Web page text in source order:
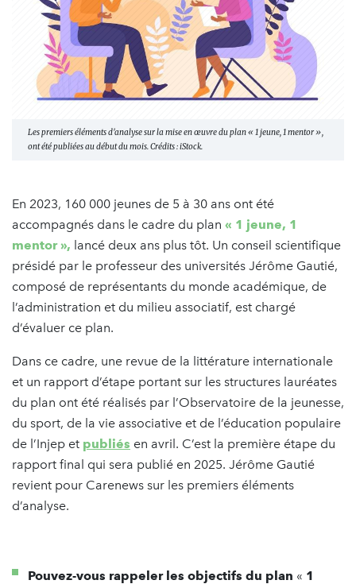
Les premiers éléments d'analyse sur la mise en œuvre du plan « 1 jeune, 1 mentor »,
ont été publiées au début du mois. Crédits : iStock.
En 2023, 160 000 jeunes de 5 à 30 ans ont été
accompagnés dans le cadre du plan « 1 jeune, 1
mentor », lancé deux ans plus tôt. Un conseil scientifique
présidé par le professeur des universités Jérôme Gautié,
composé de représentants du monde académique, de
l’administration et du milieu associatif, est chargé
d’évaluer ce plan.
Dans ce cadre, une revue de la littérature internationale
et un rapport d’étape portant sur les structures lauréates
du plan ont été réalisés par l’Observatoire de la jeunesse,
du sport, de la vie associative et de l’éducation populaire
de l’Injep et publiés en avril. C’est la première étape du
rapport final qui sera publié en 2025. Jérôme Gautié
revient pour Carenews sur les premiers éléments
d’analyse.
Pouvez-vous rappeler les objectifs du plan « 1